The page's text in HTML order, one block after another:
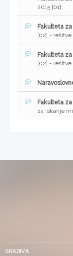
2015 [01]
Fakulteta
[02] - rešitve
Fakulteta
[02] - rešitve
Fakulteta
za iskanje
GRADIVA